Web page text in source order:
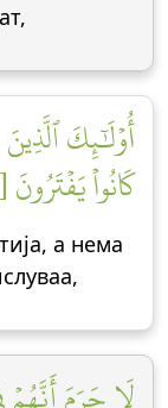
أُوْلَٰٓئِكَ
كَانُواْ يَفۡتَرُونَ [٢١]
а нема